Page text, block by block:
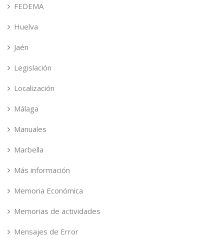
FEDEMA
Huelva
Jaén
Legislación
Localización
Málaga
Manuales
Marbella
Más información
Memoria Económica
Memorias de actividades
Mensajes de Error